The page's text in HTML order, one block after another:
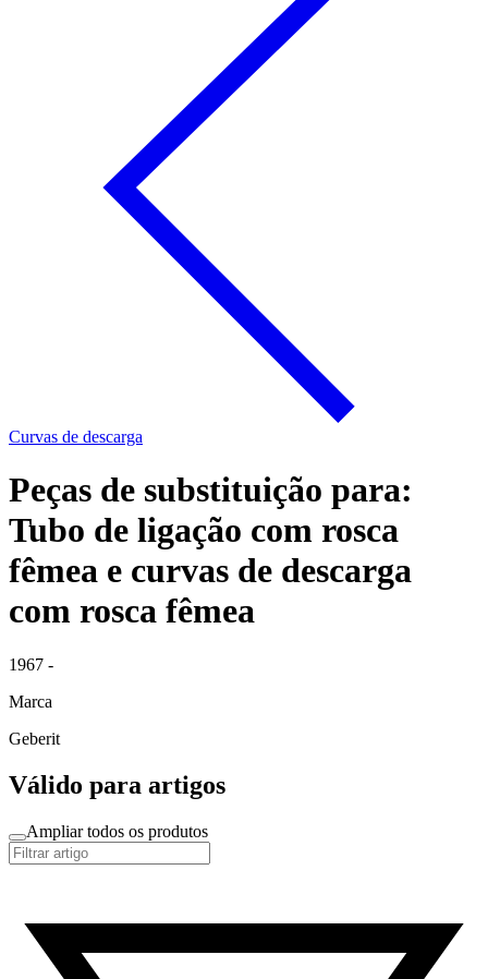
Curvas de descarga
Peças de substituição para:
Tubo de ligação com rosca
fêmea e curvas de descarga
com rosca fêmea
1967 -
Marca
Geberit
Válido para artigos
Ampliar todos os produtos